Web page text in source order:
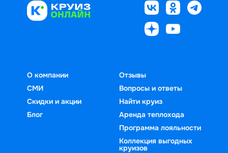
борту лайнеров и развлечениях во
живописные острова архипелага, где
открываются уникальные природные
ландшафты и традиции региона.
лайнерах и программах отдыха на
борту. Подробные страницы туров
помогают сравнить предложения,
посещением Манилы и других портов
региона.
О компании
СМИ
Скидки и акции
Блог
Отзывы
Вопросы и ответы
Найти круиз
Аренда теплохода
Программа лояльности
Коллекция выгодных
круизов